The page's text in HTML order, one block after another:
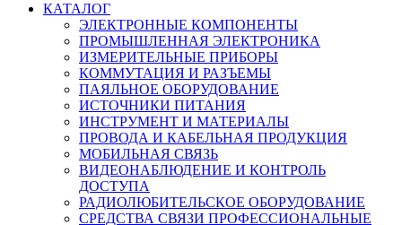
КАТАЛОГ
ЭЛЕКТРОННЫЕ КОМПОНЕНТЫ
ПРОМЫШЛЕННАЯ ЭЛЕКТРОНИКА
ИЗМЕРИТЕЛЬНЫЕ ПРИБОРЫ
КОММУТАЦИЯ И РАЗЪЕМЫ
ПАЯЛЬНОЕ ОБОРУДОВАНИЕ
ИСТОЧНИКИ ПИТАНИЯ
ИНСТРУМЕНТ И МАТЕРИАЛЫ
ПРОВОДА И КАБЕЛЬНАЯ ПРОДУКЦИЯ
МОБИЛЬНАЯ СВЯЗЬ
ВИДЕОНАБЛЮДЕНИЕ И КОНТРОЛЬ
ДОСТУПА
РАДИОЛЮБИТЕЛЬСКОЕ ОБОРУДОВАНИЕ
СРЕДСТВА СВЯЗИ ПРОФЕССИОНАЛЬНЫЕ